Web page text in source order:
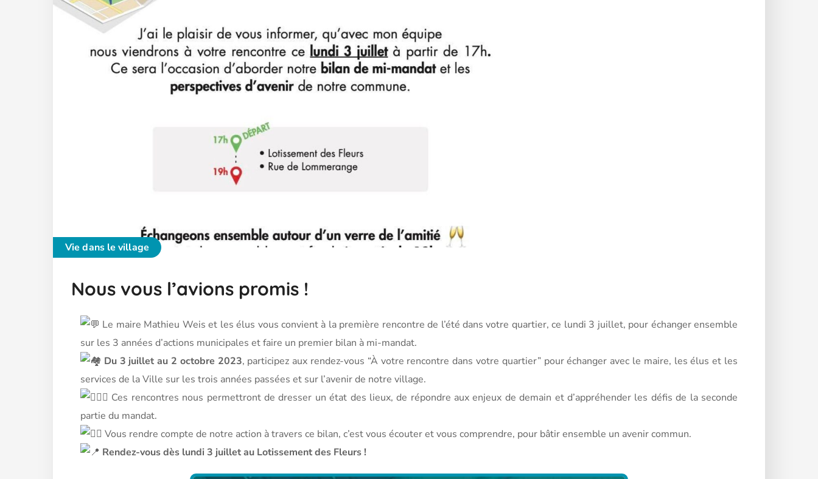
Vie dans le village
Nous vous l’avions promis !
Le maire Mathieu Weis et les élus vous convient à la première rencontre de l’été dans votre quartier, ce lundi 3 juillet, pour échanger ensemble
sur les 3 années d’actions municipales et faire un premier bilan à mi-mandat.
Du 3 juillet au 2 octobre 2023, participez aux rendez-vous “À votre rencontre dans votre quartier” pour échanger avec le maire, les élus et les
services de la Ville sur les trois années passées et sur l’avenir de notre village.
Ces rencontres nous permettront de dresser un état des lieux, de répondre aux enjeux de demain et d’appréhender les défis de la seconde
partie du mandat.
Vous rendre compte de notre action à travers ce bilan, c’est vous écouter et vous comprendre, pour bâtir ensemble un avenir commun.
Rendez-vous dès lundi 3 juillet au Lotissement des Fleurs !